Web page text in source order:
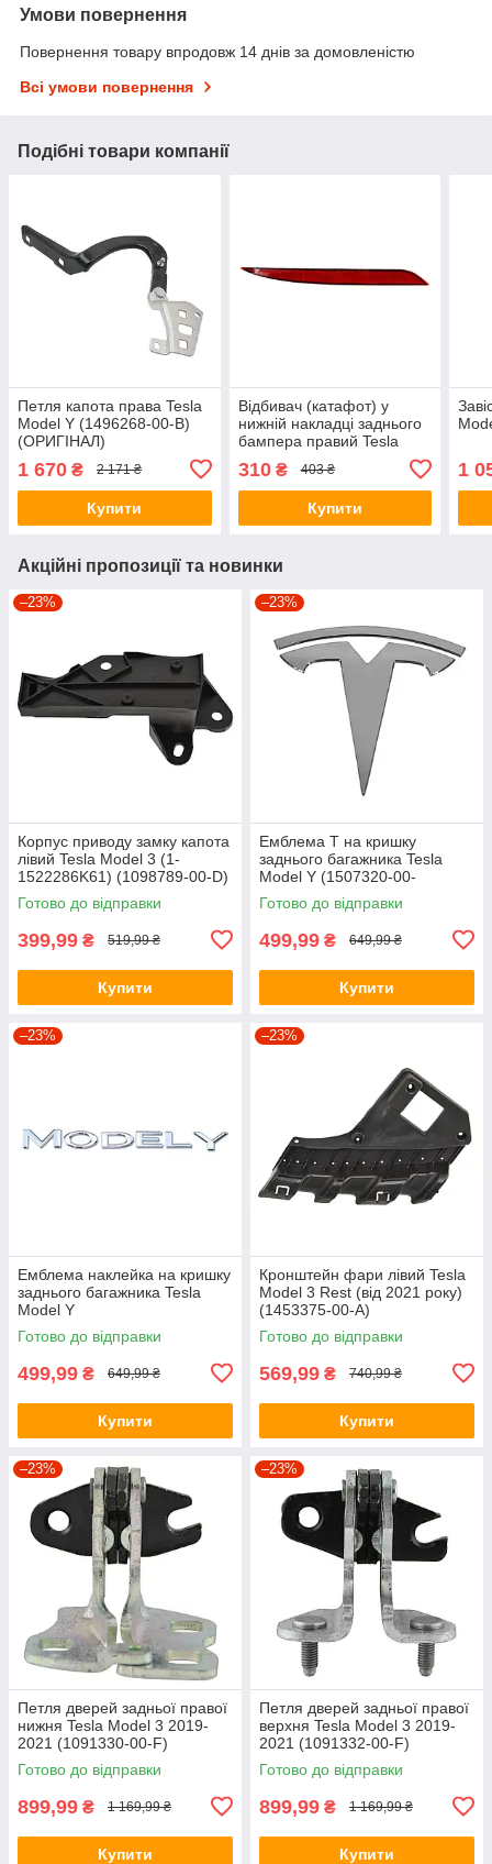
Умови повернення
Повернення товару впродовж 14 днів за домовленістю
Всі умови повернення
Подібні товари компанії
Петля капота права Tesla
Model Y (1496268-00-B)
(ОРИГІНАЛ)
1 670 ₴ 2 171 ₴
Купити
Відбивач (катафот) у
нижній накладці заднього
бампера правий Tesla
C/1626227)
310₴ 403 ₴
Купити
1
Акційні пропозиції та новинки
–23%
Корпус приводу замку капота
лівий Tesla Model 3 (1-
1522286K61) (1098789-00-D)
Готово до відправки
399,99 ₴ 519,99 ₴
Купити
–23%
Емблема T на кришку
заднього багажника Tesla
Model Y (1507320-00-
C/1607786-00-A)
Готово до відправки
499,99 ₴ 649,99 ₴
Купити
–23%
Емблема наклейка на кришку
заднього багажника Tesla
Model Y
Готово до відправки
499,99 ₴ 649,99 ₴
Купити
–23%
Кронштейн фари лівий Tesla
Model 3 Rest (від 2021 року)
(1453375-00-A)
Готово до відправки
569,99 ₴ 740,99 ₴
Купити
–23%
Петля дверей задньої правої
нижня Tesla Model 3 2019-
2021 (1091330-00-F)
(ОРИГІНАЛ)
Готово до відправки
899,99 ₴ 1 169,99 ₴
Купити
–23%
Петля дверей задньої правої
верхня Tesla Model 3 2019-
2021 (1091332-00-F)
(Оригінал)
Готово до відправки
899,99 ₴ 1 169,99 ₴
Купити